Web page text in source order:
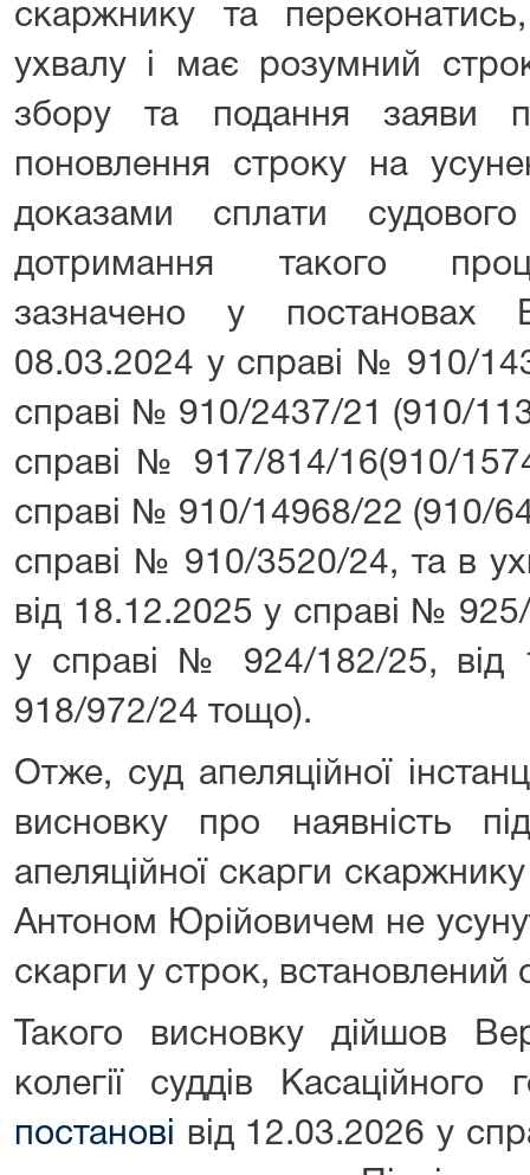
скаржнику та
ухвалу і має розумний
збору та подання заяви
поновлення строку на
доказами сплати судового
дотримання такого
зазначено у постановах
08.03.2024 у справі № 910/
справі № 910/2437/21 (910/
справі № 917/814/16(910/
справі № 910/14968/22 (910/
справі № 910/3520/24, та в
від 18.12.2025 у справі №
у справі № 924/182/25, від
918/972/24 тощо).
Отже, суд апеляційної
висновку про наявність
апеляційної скарги
Антоном Юрійовичем не
скарги у строк, встановлений
Такого висновку дійшов
колегії суддів Касаційного
постанові від 12.03.2026 у